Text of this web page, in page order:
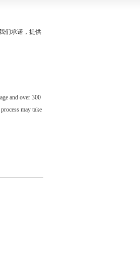
们承诺，提供
and over 300
may take